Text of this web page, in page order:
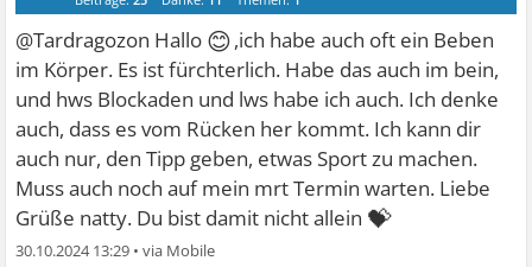
@Tardragozon Hallo 😊,ich habe auch oft ein Beben
im Körper. Es ist fürchterlich. Habe das auch im bein,
und hws Blockaden und lws habe ich auch. Ich denke
auch, dass es vom Rücken her kommt. Ich kann dir
auch nur, den Tipp geben, etwas Sport zu machen.
Muss auch noch auf mein mrt Termin warten. Liebe
Grüße natty. Du bist damit nicht allein 💝
30.10.2024 13:29 •